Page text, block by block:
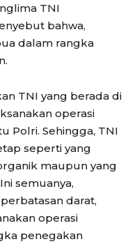
TNI
bahwa,
dalam rangka
TNI yang berada di
operasi
Polri. Sehingga, TNI
seperti yang
maupun yang
semuanya,
darat,
operasi
penegakan